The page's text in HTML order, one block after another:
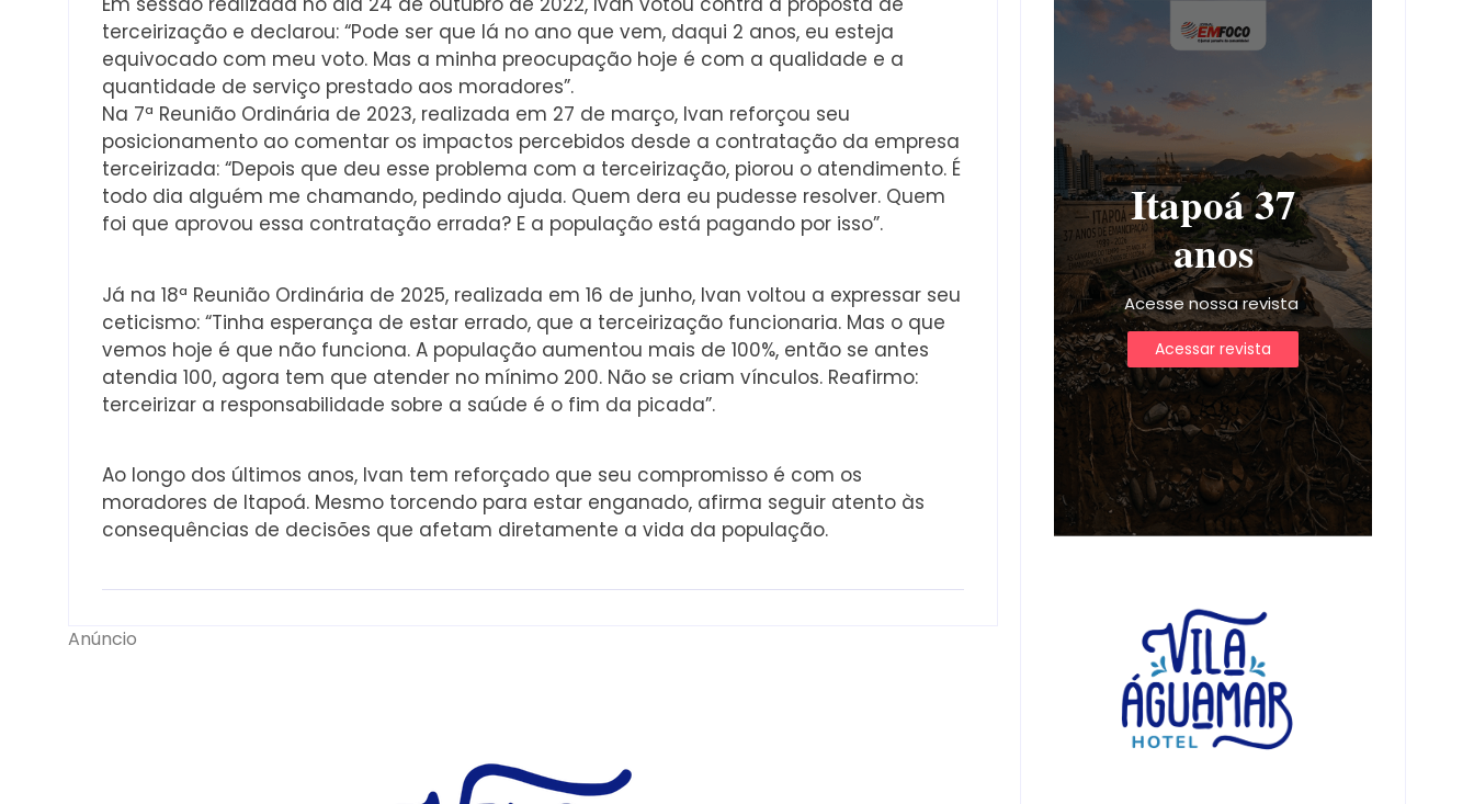
terceirização e declarou: “Pode ser que lá no ano que vem, daqui 2 anos, eu esteja
equivocado com meu voto. Mas a minha preocupação hoje é com a qualidade e a
quantidade de serviço prestado aos moradores”.
Na 7ª Reunião Ordinária de 2023, realizada em 27 de março, Ivan reforçou seu
posicionamento ao comentar os impactos percebidos desde a contratação da empresa
terceirizada: “Depois que deu esse problema com a terceirização, piorou o atendimento. É
todo dia alguém me chamando, pedindo ajuda. Quem dera eu pudesse resolver. Quem
foi que aprovou essa contratação errada? E a população está pagando por isso”.
Já na 18ª Reunião Ordinária de 2025, realizada em 16 de junho, Ivan voltou a expressar seu
ceticismo: “Tinha esperança de estar errado, que a terceirização funcionaria. Mas o que
vemos hoje é que não funciona. A população aumentou mais de 100%, então se antes
atendia 100, agora tem que atender no mínimo 200. Não se criam vínculos. Reafirmo:
terceirizar a responsabilidade sobre a saúde é o fim da picada”.
Ao longo dos últimos anos, Ivan tem reforçado que seu compromisso é com os
moradores de Itapoá. Mesmo torcendo para estar enganado, afirma seguir atento às
consequências de decisões que afetam diretamente a vida da população.
Anúncio
Itapoá 37
anos
Acesse nossa revista
Acessar revista